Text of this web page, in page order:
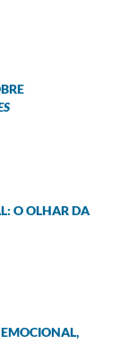
O OLHAR DA